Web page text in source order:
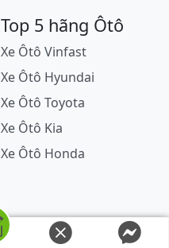
Top 5 hãng Ôtô
Xe Ôtô Vinfast
Xe Ôtô Hyundai
Xe Ôtô Toyota
Xe Ôtô Kia
Xe Ôtô Honda